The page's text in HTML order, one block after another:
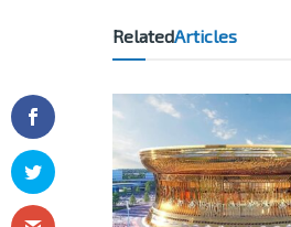
RelatedArticles